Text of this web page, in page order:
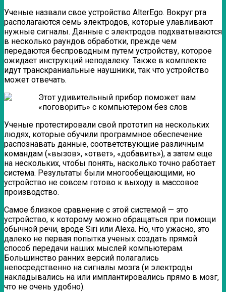
Ученые назвали свое устройство AlterEgo. Вокруг рта
располагаются семь электродов, которые улавливают
нужные сигналы. Данные с электродов подхватываются
в несколько раундов обработки, прежде чем
передаются беспроводным путем устройству, которое
ожидает инструкций неподалеку. Также в комплекте
идут транскраниальные наушники, так что устройство
может отвечать.
Ученые протестировали свой прототип на нескольких
людях, которые обучили программное обеспечение
распознавать данные, соответствующие различным
командам («вызов», «ответ», «добавить»), а затем еще
на нескольких, чтобы понять, насколько точно работает
система. Результаты были многообещающими, но
устройство не совсем готово к выходу в массовое
производство.
Самое близкое сравнение с этой системой — это
устройство, к которому можно обращаться при помощи
обычной речи, вроде Siri или Alexa. Но, что ужасно, это
далеко не первая попытка ученых создать прямой
способ передачи наших мыслей компьютерам.
Большинство ранних версий полагались
непосредственно на сигналы мозга (и электроды
накладывались на или имплантировались прямо в мозг,
что не очень удобно).